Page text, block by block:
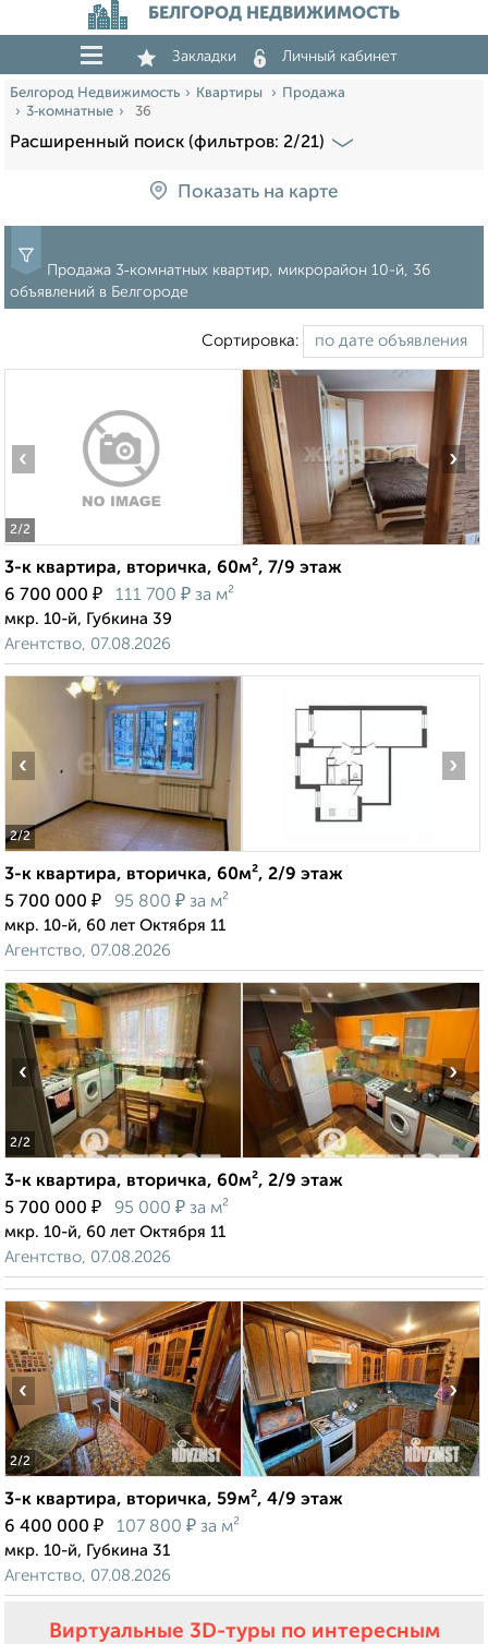
БЕЛГОРОД НЕДВИЖИМОСТЬ
Закладки Личный кабинет
Белгород Недвижимость Квартиры
Продажа
3‑комнатные
36
Расширенный поиск (фильтров: 2/21)
Показать на карте
Продажа 3‑комнатных квартир, микрорайон 10-й, 36
объявлений в Белгороде
Сортировка:
2/2
‹ ›
3-к квартира, вторичка, 60м², 7/9 этаж
6 700 000 ₽ 111 700 ₽ за м²
мкр. 10-й, Губкина 39
Агентство, 07.08.2026
2/2
‹ ›
3-к квартира, вторичка, 60м², 2/9 этаж
5 700 000 ₽ 95 800 ₽ за м²
мкр. 10-й, 60 лет Октября 11
Агентство, 07.08.2026
2/2
‹ ›
3-к квартира, вторичка, 60м², 2/9 этаж
5 700 000 ₽ 95 000 ₽ за м²
мкр. 10-й, 60 лет Октября 11
Агентство, 07.08.2026
2/2
‹ ›
3-к квартира, вторичка, 59м², 4/9 этаж
6 400 000 ₽ 107 800 ₽ за м²
мкр. 10-й, Губкина 31
Агентство, 07.08.2026
Виртуальные 3D-туры по интересным